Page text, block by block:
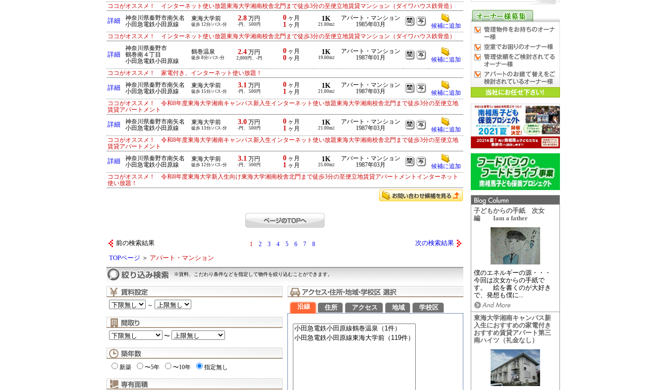
子どもからの手紙 次女
編 Iam a father
僕のエネルギーの源・・・
今回は次女からの手紙で
す。 絵を書くのが大好き
で、発想も僕に...
東海大学湘南キャンパス新
入生におすすめの家電付き
おすすめ賃貸アパート第三
南ハイツ（礼金なし）
ココがオススメ！ インターネット使い放題東海大学湘南校舎北門まで徒歩3分の至便立地賃貸マンション（ダイワハウス鉄骨造）
詳細
神奈川県秦野市南矢名
小田急電鉄小田原線
東海大学前
徒歩 12分/バス-分
2.8 万円
-円、 500円
0 ヶ月
1 ヶ月
1K
21.00m2
アパート・マンション
1985年03月
候補に追加
ココがオススメ！ インターネット使い放題東海大学湘南校舎北門まで徒歩3分の至便立地賃貸マンション（ダイワハウス鉄骨造）
詳細
神奈川県秦野市
鶴巻南４丁目
小田急電鉄小田原線
鶴巻温泉
徒歩 8分/バス-分
2.4 万円
2,000円、-円
0 ヶ月
0 ヶ月
1K
19.00m2
アパート・マンション
1987年01月
候補に追加
ココがオススメ！ 家電付き、インターネット使い放題！
詳細
神奈川県秦野市南矢名
小田急電鉄小田原線
東海大学前
徒歩 15分/バス-分
3.1 万円
-円、 500円
0 ヶ月
1 ヶ月
1K
21.00m2
アパート・マンション
1987年03月
候補に追加
ココがオススメ！ 令和8年度東海大学湘南キャンパス新入生インターネット使い放題東海大学湘南校舎北門まで徒歩3分の至便立地
賃貸アパートメント
詳細
神奈川県秦野市南矢名
小田急電鉄小田原線
東海大学前
徒歩 13分/バス-分
3.0 万円
-円、 500円
0 ヶ月
1 ヶ月
1K
21.00m2
アパート・マンション
1987年03月
候補に追加
ココがオススメ！ 令和8年度東海大学湘南キャンパス新入生インターネット使い放題東海大学湘南校舎北門まで徒歩3分の至便立地
賃貸アパートメント
詳細
神奈川県秦野市南矢名
小田急電鉄小田原線
東海大学前
徒歩 12分/バス-分
3.1 万円
-円、 500円
0 ヶ月
1 ヶ月
1K
25.00m2
アパート・マンション
1987年03月
候補に追加
ココがオススメ！ 令和8年度東海大学新入生向け東海大学湘南校舎北門まで徒歩3分の至便立地賃貸アパートメントインターネット
使い放題！
前の検索結果 1 2 3 4 5 6 7 8 次の検索結果
TOPページ ＞ アパート・マンション
※賃料、こだわり条件などを指定して物件を絞り込むことができます。
～
〜
新築 〜5年 〜10年 指定無し
沿線 住所 アクセス 地域 学校区